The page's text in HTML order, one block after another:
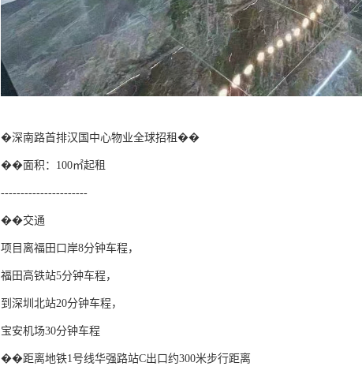
�深南路首排汉国中心物业全球招租��
��面积：100㎡起租
----------------------
��交通
项目离福田口岸8分钟车程，
福田高铁站5分钟车程，
到深圳北站20分钟车程，
宝安机场30分钟车程
��距离地铁1号线华强路站C出口约300米步行距离